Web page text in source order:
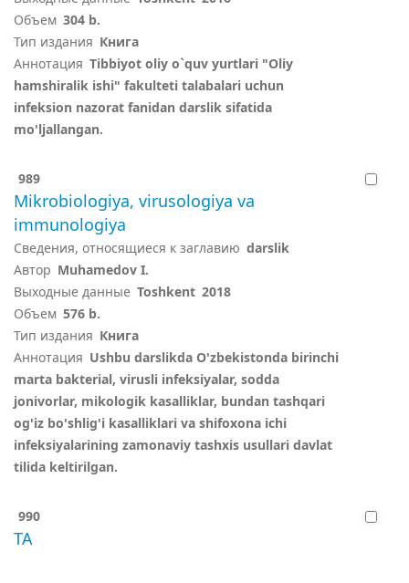
Объем 304 b.
Тип издания Книга
Аннотация Tibbiyot oliy o`quv yurtlari "Oliy
hamshiralik ishi" fakulteti talabalari uchun
infeksion nazorat fanidan darslik sifatida
mo'ljallangan.
989
Mikrobiologiya, virusologiya va
immunologiya
Сведения, относящиеся к заглавию darslik
Автор Muhamedov I.
Выходные данные Toshkent 2018
Объем 576 b.
Тип издания Книга
Аннотация Ushbu darslikda O'zbekistonda birinchi
marta bakterial, virusli infeksiyalar, sodda
jonivorlar, mikologik kasalliklar, bundan tashqari
og'iz bo'shlig'i kasalliklari va shifoxona ichi
infeksiyalarining zamonaviy tashxis usullari davlat
tilida keltirilgan.
990
TA